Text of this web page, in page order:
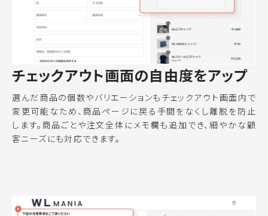
チェックアウト画面の自由度をアップ
選んだ商品の個数やバリエーションもチェックアウト画面内で
変更可能なため、商品ページに戻る手間をなくし離脱を防止
します。商品ごとや注文全体にメモ欄も追加でき、細やかな顧
客ニーズにも対応できます。